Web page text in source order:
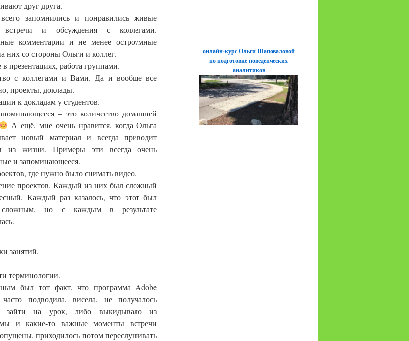
друг друга.
запомнились и понравились живые
встречи и обсуждения с коллегами.
комментарии и не менее остроумные
них со стороны Ольги и коллег.
в презентациях, работа группами.
с коллегами и Вами. Да и вообще все
проекты, доклады.
к докладам у студентов.
– это количество домашней
А ещё, мне очень нравится, когда Ольга
новый материал и всегда приводит
из жизни. Примеры эти всегда очень
и запоминающееся.
где нужно было снимать видео.
проектов. Каждый из них был сложный
Каждый раз казалось, что этот был
но с каждым в результате
занятий.
терминологии.
был тот факт, что программа Adobe
часто подводила, висела, не получалось
зайти на урок, либо выкидывало из
и какие-то важные моменты встречи
приходилось потом переслушивать
онлайн-курс Ольги Шаповаловой
по подготовке поведенческих
аналитиков